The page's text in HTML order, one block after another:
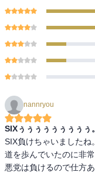
nannryou
SIXぅぅぅぅぅぅぅぅぅ。
SIX負けちゃいました
道を歩んでいたのに非
悪党は負けるので仕方あ